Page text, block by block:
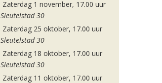
Zaterdag 1 november, 17.00 uur
Sleutelstad 30
Zaterdag 25 oktober, 17.00 uur
Sleutelstad 30
Zaterdag 18 oktober, 17.00 uur
Sleutelstad 30
Zaterdag 11 oktober, 17.00 uur